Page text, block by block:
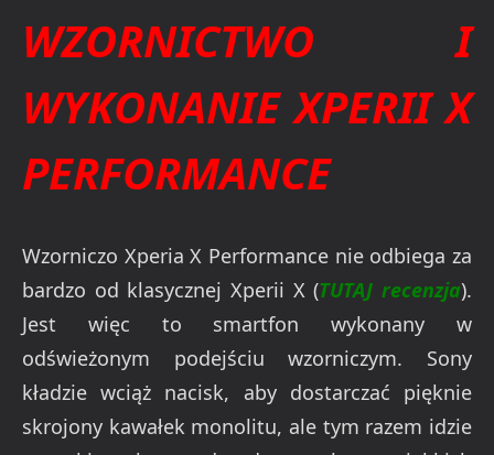
WZORNICTWO I
WYKONANIE XPERII X
PERFORMANCE
Wzorniczo Xperia X Performance nie odbiega za
bardzo od klasycznej Xperii X (TUTAJ recenzja).
Jest więc to smartfon wykonany w
odświeżonym podejściu wzorniczym. Sony
kładzie wciąż nacisk, aby dostarczać pięknie
skrojony kawałek monolitu, ale tym razem idzie